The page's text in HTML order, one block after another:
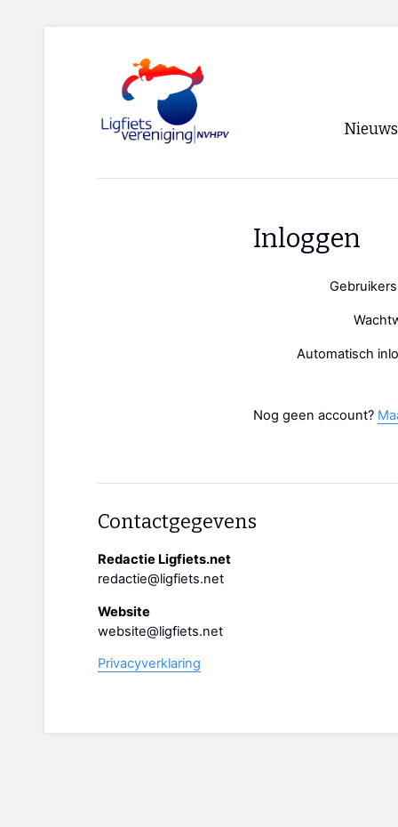
Nieuws
Inloggen
Automatisch
Nog geen account?
Contactgegevens
Redactie Ligfiets.net
redactie@ligfiets.net
Website
website@ligfiets.net
Privacyverklaring